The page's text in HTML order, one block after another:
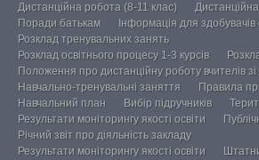
Дистанційна робота (8-11 клас)
Поради батькам
Інформація для здобувачів
Розклад тренувальних занять
Розклад освітнього процесу 1-3 курсів
Положення про дистанційну роботу вчителів
Навчально-тренувальні заняття
Правила
Навчальний план
Вибір підручників
Результати моніторингу якості освіти
Річний звіт про діяльність закладу
Результати моніторингу якості освіти